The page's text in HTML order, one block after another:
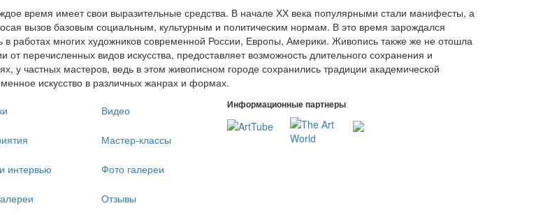
время имеет свои выразительные средства. В начале ХХ века популярными стали манифесты, а
вызов базовым социальным, культурным и политическим нормам. В это время зарождался
работах многих художников современной России, Европы, Америки. Живопись также же не отошла
перечисленных видов искусства, предоставляет возможность длительного сохранения и
у частных мастеров, ведь в этом живописном городе сохранились традиции академической
искусство в различных жанрах и формах.
интервью
Видео
Мастер-классы
Фото галереи
Отзывы
Информационные партнеры